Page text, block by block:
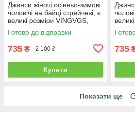
Джинси жіночі осінньо-зимові
чоловічі на байці стрейчеві, є
великі розміри VINGVGS,
Туреччина
Готово до відправки
735 ₴ 2 100 ₴
Купити
735
Показати ще